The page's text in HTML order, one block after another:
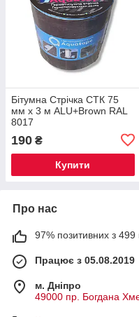
Бітумна Стрічка СТК 75
мм х 3 м ALU+Brown RAL
8017
190 ₴
Купити
Про нас
97% позитивних з 499
Працює з 05.08.2019
м. Дніпро
49000 пр. Богдана